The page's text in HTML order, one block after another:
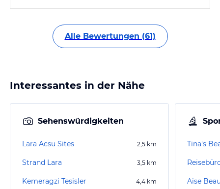
Alle Bewertungen (61)
Interessantes in der Nähe
Sehenswürdigkeiten
Lara Acsu Sites 2,5 km
Strand Lara 3,5 km
Kemeragzi Tesisler 4,4 km
Tina's
Aise